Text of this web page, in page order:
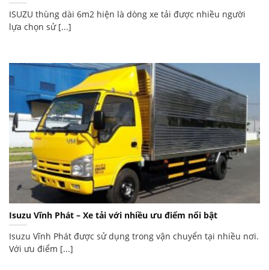
ISUZU thùng dài 6m2 hiện là dòng xe tải được nhiều người
lựa chọn sử [...]
Isuzu Vĩnh Phát – Xe tải với nhiều ưu điểm nổi bật
Isuzu Vĩnh Phát được sử dụng trong vận chuyển tại nhiều nơi.
Với ưu điểm [...]